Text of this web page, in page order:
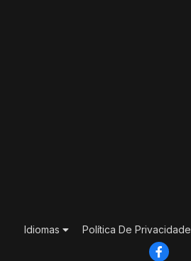
Idiomas Política De Privacidade